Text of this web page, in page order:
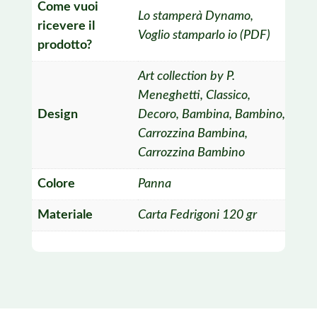
Come vuoi
ricevere il
prodotto?
Lo stamperà Dynamo,
Voglio stamparlo io (PDF)
Design
Art collection by P.
Meneghetti, Classico,
Decoro, Bambina, Bambino,
Carrozzina Bambina,
Carrozzina Bambino
Colore Panna
Materiale Carta Fedrigoni 120 gr